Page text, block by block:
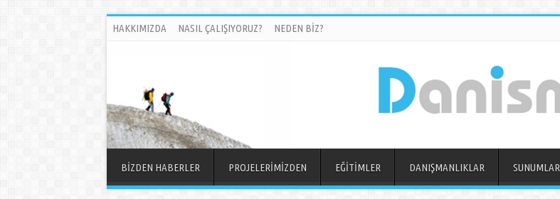
HAKKIMIZDA NASIL ÇALIŞIYORUZ? NEDEN BİZ?
BİZDEN HABERLER PROJELERİMİZDEN EĞİTİMLER DANIŞMANLIKLAR SUNUMLAR